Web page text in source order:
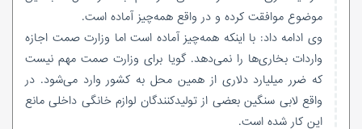
موضوع موافقت کرده و در واقع همه‌چیز آماده است.
وی ادامه داد: با اینکه همه‌چیز آماده است اما وزارت صمت اجازه
واردات بخاری‌ها را نمی‌دهد. گویا برای وزارت صمت مهم نیست
که ضرر میلیارد دلاری از همین محل به کشور وارد می‌شود. در
واقع لابی سنگین بعضی از تولیدکنندگان لوازم خانگی داخلی مانع
این کار شده است.